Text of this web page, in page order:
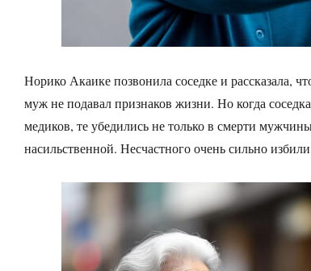
Норико Акаике позвонила соседке и рассказала,
муж не подавал признаков жизни. Но когда
медиков, те убедились не только в смерти
насильственной. Несчастного очень сильно